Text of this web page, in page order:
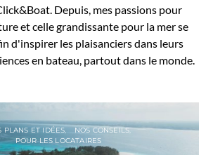
Depuis, mes passions pour
et celle grandissante pour la mer se
d'inspirer les plaisanciers dans leurs
en bateau, partout dans le monde.
PLANS ET IDÉES
NOS CONSEILS
POUR LES LOCATAIRES